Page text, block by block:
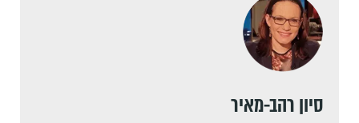
סיון רהב-מאיר